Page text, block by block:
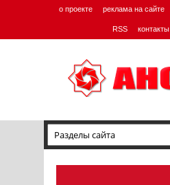
о проекте реклама на сайте
RSS контакты